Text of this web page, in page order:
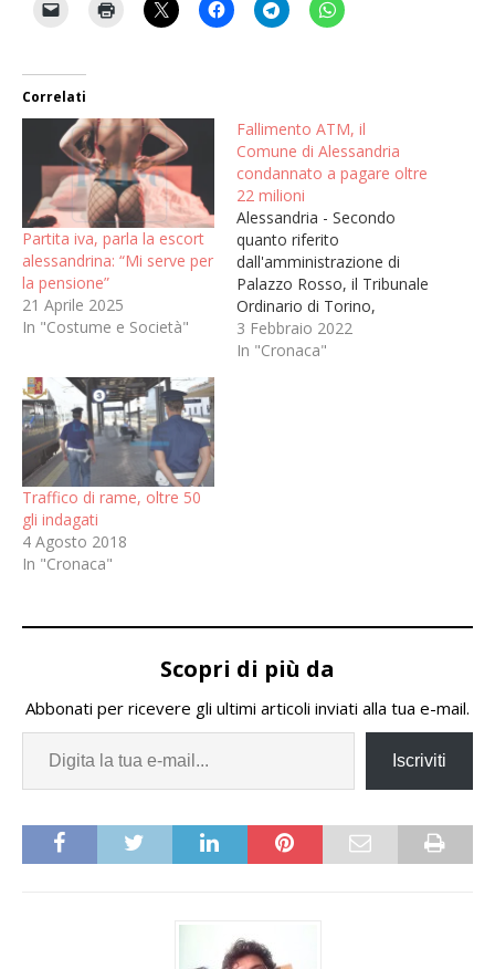
Correlati
Partita iva, parla la escort
alessandrina: “Mi serve per
la pensione”
21 Aprile 2025
In "Costume e Società"
Fallimento ATM, il
Comune di Alessandria
condannato a pagare oltre
22 milioni
Alessandria - Secondo
quanto riferito
dall'amministrazione di
Palazzo Rosso, il Tribunale
Ordinario di Torino,
sezione specializzata in
materia di impresa, ha
3 Febbraio 2022
In "Cronaca"
Traffico di rame, oltre 50
gli indagati
4 Agosto 2018
In "Cronaca"
Scopri di più da
Abbonati per ricevere gli ultimi articoli inviati alla tua e-mail.
Iscriviti